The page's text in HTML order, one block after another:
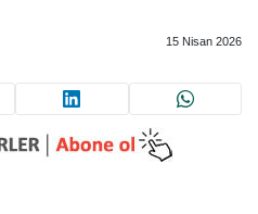
15 Nisan 2026